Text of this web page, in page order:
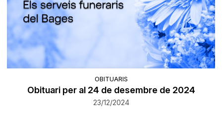
OBITUARIS
Obituari per al 24 de desembre de 2024
23/12/2024